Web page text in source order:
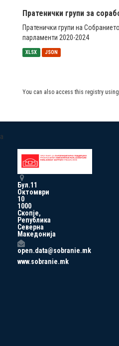
Пратенички групи за
Пратенички групи на
парламенти 2020-2024
XLSX JSON
You can also access this registry
a
Бул.11
Октомври
10
1000
Скопје,
Република
Северна
Македонија
open.data@sobranie.mk
www.sobranie.mk